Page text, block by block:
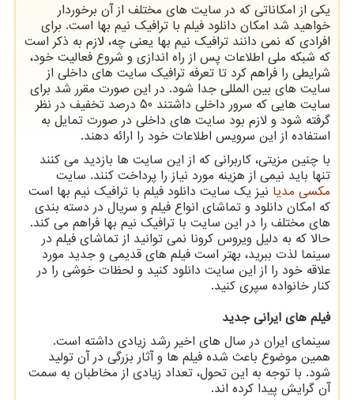
یکی از امکاناتی که در سایت های مختلف از آن برخوردار
خواهید شد امکان دانلود فیلم با ترافیک نیم بها است. برای
افرادی که نمی دانند ترافیک نیم بها یعنی چه، لازم به ذکر است
که شبکه ملی اطلاعات پس از راه اندازی و شروع فعالیت خود،
شرایطی را فراهم کرد تا تعرفه ترافیک سایت های داخلی از
سایت های بین المللی جدا شود. در این صورت مقرر شد برای
سایت هایی که سرور داخلی داشتند 50 درصد تخفیف در نظر
گرفته شود و لازم بود سایت های داخلی در صورت تمایل به
استفاده از این سرویس اطلاعات خود را ارائه دهند.
با چنین مزیتی، کاربرانی که از این سایت ها بازدید می کنند
تنها باید نیمی از هزینه مورد نیاز را پرداخت کنند. سایت
مکسی مدیا نیز یک سایت دانلود فیلم با ترافیک نیم بها است
که امکان دانلود و تماشای انواع فیلم و سریال در دسته بندی
های مختلف را در این سایت با ترافیک نیم بها فراهم می کند.
حالا که به دلیل ویروس کرونا نمی توانید از تماشای فیلم در
سینما لذت ببرید، بهتر است فیلم های قدیمی و جدید مورد
علاقه خود را از این سایت دانلود کنید و لحظات خوشی را در
کنار خانواده سپری کنید.
فیلم های ایرانی جدید
سینمای ایران در سال های اخیر رشد زیادی داشته است.
همین موضوع باعث شده فیلم ها و آثار بزرگی در آن تولید
شود. با توجه به این تحول، تعداد زیادی از مخاطبان به سمت
آن گرایش پیدا کرده اند.